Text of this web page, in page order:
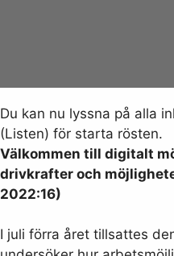
Du kan nu lyssna på alla
(Listen) för starta rösten.
Välkommen till digitalt
drivkrafter och
2022:16)
I juli förra året tillsattes